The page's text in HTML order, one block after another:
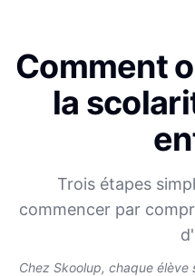
Comment
la
Trois étapes
commencer par
Chez Skoolup, chaque